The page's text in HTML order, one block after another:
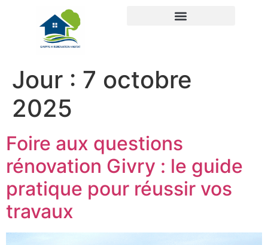
Jour : 7 octobre
2025
Foire aux questions
rénovation Givry : le guide
pratique pour réussir vos
travaux